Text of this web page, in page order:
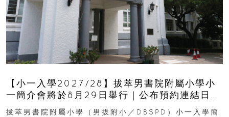
【小一入學2027/28】拔萃男書院附屬小學小
一簡介會將於8月29日舉行｜公布預約連結日期
｜更設有網上重溫
拔萃男書院附屬小學（男拔附小／DBSPD）小一入學簡